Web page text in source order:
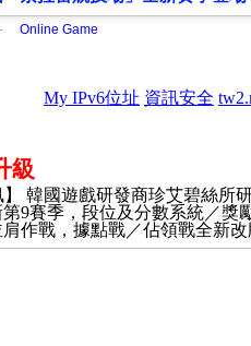
Online Game
級
】 韓國遊戲研發商珍艾碧絲所
第9賽季，段位及分數系統／獎
作戰，據點戰／佔領戰全新改